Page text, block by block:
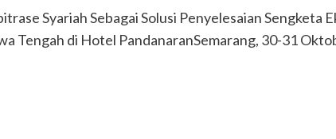
Syariah Sebagai Solusi Penyelesaian Sengketa
Tengah di Hotel PandanaranSemarang, 30-31